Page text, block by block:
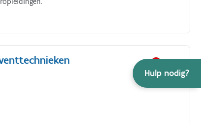
Hulp nodig?